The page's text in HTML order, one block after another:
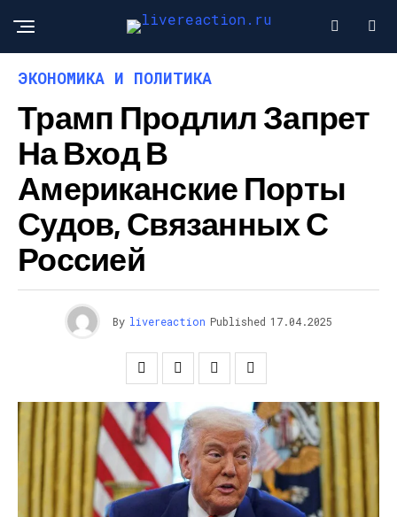
ЭКОНОМИКА И ПОЛИТИКА
Трамп Продлил Запрет
На Вход В
Американские Порты
Судов, Связанных С
Россией
By livereaction Published 17.04.2025